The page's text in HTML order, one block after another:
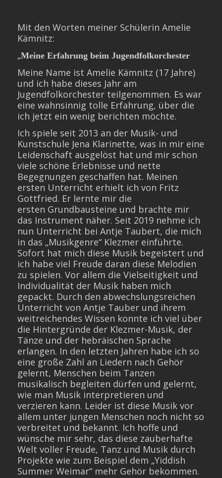
Mit den Worten meiner Schülerin Amelie
Kämnitz:
„Meine Erfahrung beim Jugendfolkorchester
Meine Name ist Amelie Kämnitz (17 Jahre)
und ich habe dieses Jahr am
Jugendfolkorchester teilgenommen. Es war
eine wahnsinnig tolle Erfahrung, über die
ich jetzt ein wenig berichten möchte.
Ich spiele seit 2013 an der Musik- und
Kunstschule Jena Klarinette, was in mir eine
Leidenschaft ausgelöst hat und mir schon
viele schöne Erlebnisse und nette
Begegnungen geschaffen hat. Meinen
ersten Unterricht erhielt ich von Fritz
Gottfried. Er lernte mir die
ersten Grundbausteine und brachte mir
das Instrument näher. Seit 2019 nehme ich
nun Unterricht bei Antje Taubert, die mich
in das „Musikgenre“ Klezmer einführte.
Sofort hat mich diese Musik begeistert und
ich habe viel Freude daran diese Melodien
zu spielen. Vor allem die Vielseitigkeit und
Individualität der Musik haben mich
gepackt. Durch den abwechslungsreichen
Unterricht von Antje Tauber und ihrem
weitreichendes Wissen konnte ich viel über
die Hintergründe der Klezmer-Musik, der
Tänze und der hebräischen Sprache
erlangen. In den letzten Jahren habe ich so
eine große Zahl an Liedern nach Gehör
gelernt, Menschen beim Tanzen
musikalisch begleiten dürfen und gelernt,
wie man Musik interpretieren und
verzieren kann. Leider ist diese Musik vor
allem unter jungen Menschen noch nicht so
verbreitet und bekannt. Ich hoffe und
wünsche mir sehr, das diese zauberhafte
Welt voller Freude, Tanz und Musik durch
Projekte wie zum Beispiel dem „Yiddish
Summer Weimar“ mehr Gehör bekommen.